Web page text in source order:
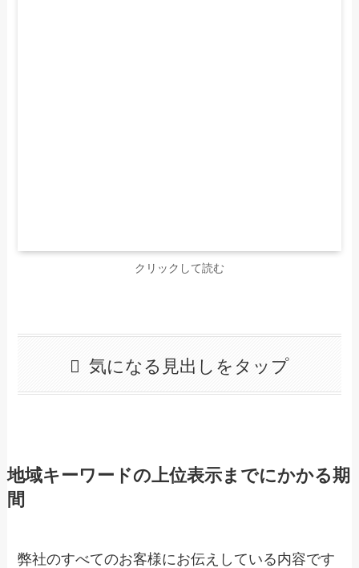
クリックして読む
気になる見出しをタップ
地域キーワードの上位表示までにかかる期
間
弊社のすべてのお客様にお伝えしている内容です